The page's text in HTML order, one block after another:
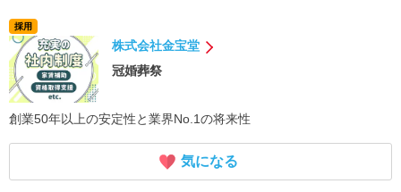
採用
株式会社金宝堂
冠婚葬祭
創業50年以上の安定性と業界No.1の将来性
気になる